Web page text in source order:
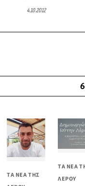
4.10.2012
6
ΤΑ ΝΕΑ ΤΗΣ
ΤΑ ΝΕΑ
ΛΕΡΟΥ